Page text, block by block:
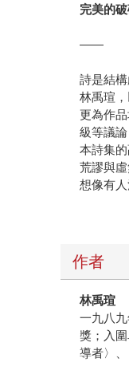
完美的
——
詩是結
林禹瑄
更為作
級等議
本詩集
荒謬與
想像有
作者
林禹瑄
一九八
獎；入
導者〉、